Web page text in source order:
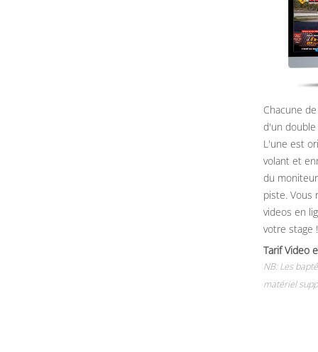
Chacune
d'un
L'une est
volant et
du
piste. Vous
videos en
votre stage !
Tarif Video
NB: Les
matériel